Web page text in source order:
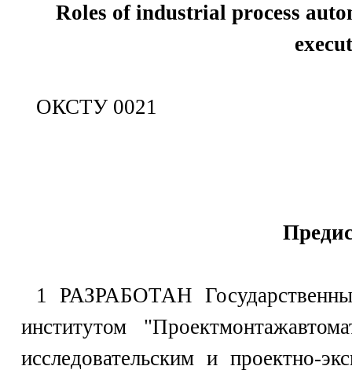
Roles of industrial process
ОКСТУ 0021
1 РАЗРАБОТАН
институтом
исследовательским и проектно-